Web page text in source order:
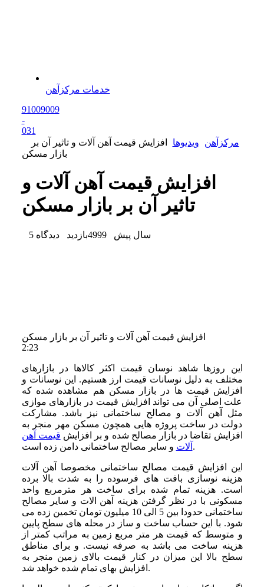
خدمات مرکزآهن
91009009
-
031
مرکزآهن
ویدیو‌ها
افزایش قیمت آهن آلات و تاثیر آن بر
بازار مسکن
افزایش قیمت آهن آلات و
تاثیر آن بر بازار مسکن
5 سال پیش 4999بازدید دیدگاه
افزایش قیمت آهن آلات و تاثیر آن بر بازار مسکن
2:23
این روزها شاهد نوسان قیمت اکثر کالاها در بازارهای
مختلف به دلیل نوسانات قیمت ارز هستیم. این نوسانات و
افزایش قیمت ها در بازار مسکن هم مشاهده شده که
علت اصلی آن می تواند افزایش قیمت در بازارهای موازی
مثل آهن آلات و مصالح ساختمانی نیز باشد. مشارکت
دولت در ساخت پروژه هایی همچون مسکن مهر منجر به
افزایش تقاضا در بازار مصالح شده و بر افزایش قیمت آهن
آلات و سایر مصالح ساختمانی دامن زده است.
این افزایش قیمت مصالح ساختمانی مخصوصا آهن آلات
هزینه نوسازی بافت‌ های فرسوده را به شدت بالا برده
است. هزینه تمام شده برای ساخت هر مترمربع واحد
مسکونی با در نظر گرفتن هزینه آهن الات و سایر مصالح
ساختمانی حدودا بین 5 الی 10 میلیون تومان تخمین زده می
شود. با این حساب ساخت و ساز در محله های سطح پایین
و متوسط که قیمت هر متر مربع زمین به مراتب کمتر از
هزینه ساخت می باشد به صرفه نیست. و برای مناطق
سطح بالا این میزان در کنار قیمت بالای زمین منجر به
افزایش بهای تمام شده خواهد شد.